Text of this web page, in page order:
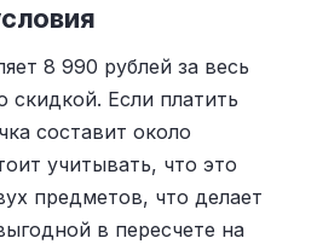
8 990 рублей за весь
скидкой. Если платить
составит около
учитывать, что это
предметов, что делает
в пересчете на